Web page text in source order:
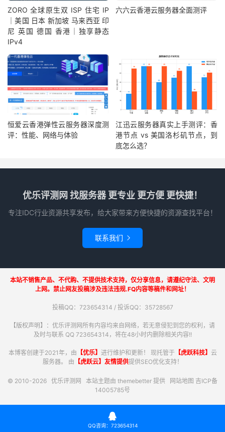
ZORO 全球原生双 ISP 住宅 IP
｜美国 日本 新加坡 马来西亚 印
尼 英国 德国 香港｜独享静态
IPv4
六六云香港云服务器全面测评
恒爱云香港弹性云服务器深度测
评：性能、网络与体验
江迅云服务器真实上手测评：香
港节点 vs 美国洛杉矶节点，到
底怎么选？
优乐评测网 找服务器 更专业 更方便 更快捷！
专注IDC行业资源共享发布，给大家带来方便快捷的资源查找平台！
联系我们 
本站不销售产品、不代购、不提供技术支持，仅分享信息，请遵纪守法、文明
上网。禁止网友投稿涉及违法违规.FQ内容等稿件和网址！
投稿QQ：723654314 / 投诉QQ：35728567
【版权声明】：优乐评测网所有内容均来自网络，若无意侵犯到您的权利，请
及时与联系 QQ 723654314，将在48小时内删除相关内容!!
本博客创建于2021年，由 【优乐】 进行维护和更新！ 现托管于【虎跃科技】 云
服务器。 由 【虎跃云】友情提供提供SEO优化支持！
© 2010-2026 优乐评测网 本站主题由 themebetter 提供 网站地图 吉ICP备
14005785号

QQ咨询：723654314